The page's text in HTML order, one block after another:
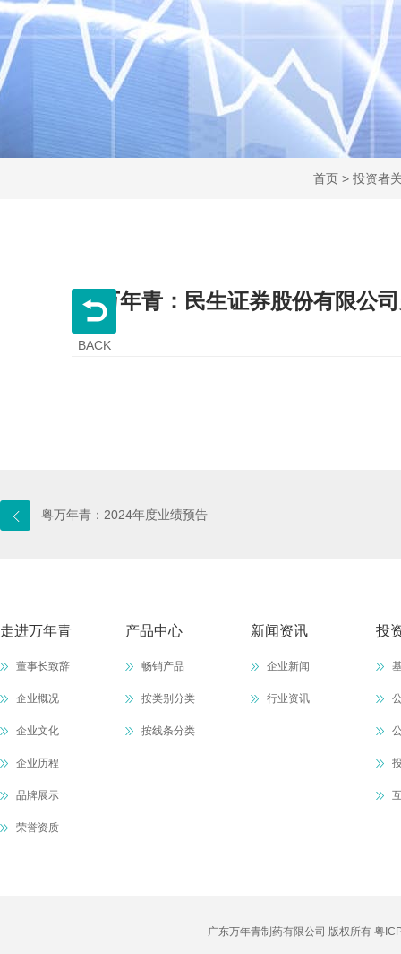
首页 > 投资者
粤万年青：民生证券股份有限公
BACK
粤万年青：2024年度业绩预告
走进万年青
董事长致辞
企业概况
企业文化
企业历程
品牌展示
荣誉资质
产品中心
畅销产品
按类别分类
按线条分类
新闻资讯
企业新闻
行业资讯
投
广东万年青制药有限公司 版权所有 粤